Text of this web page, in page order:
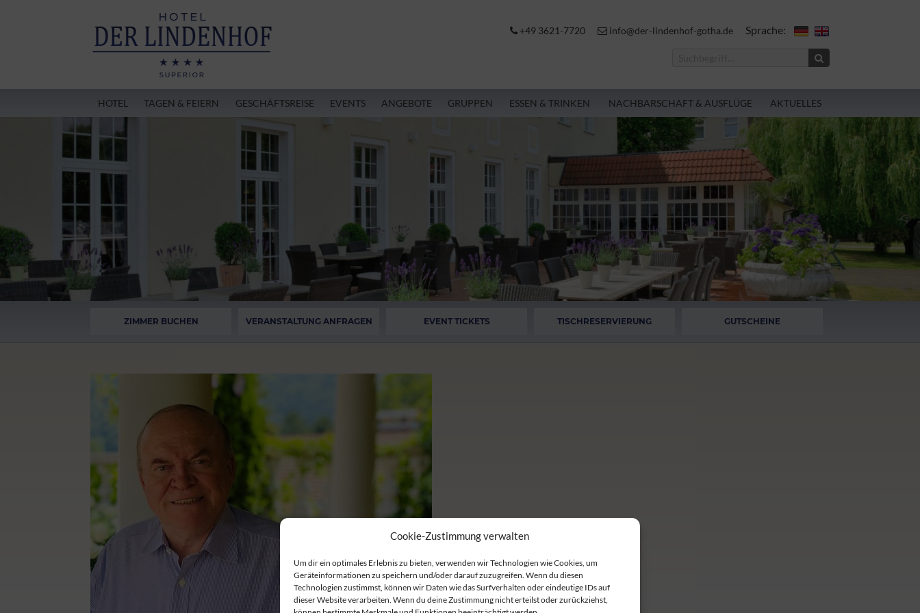
Cookie-Zustimmung verwalten
Um dir ein optimales Erlebnis zu bieten, verwenden wir Technologien wie Cookies, um
Geräteinformationen zu speichern und/oder darauf zuzugreifen. Wenn du diesen
Technologien zustimmst, können wir Daten wie das Surfverhalten oder eindeutige IDs auf
dieser Website verarbeiten. Wenn du deine Zustimmung nicht erteilst oder zurückziehst,
+49 3621-7720 info@der-lindenhof-gotha.de Sprache:
HOTEL TAGEN & FEIERN GESCHÄFTSREISE EVENTS ANGEBOTE GRUPPEN ESSEN & TRINKEN NACHBARSCHAFT & AUSFLÜGE AKTUELLES
ZIMMER BUCHEN VERANSTALTUNG ANFRAGEN EVENT TICKETS TISCHRESERVIERUNG GUTSCHEINE